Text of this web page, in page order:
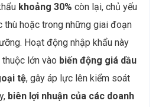
khoảng 30% còn lại, chủ yếu
thù hoặc trong những giai đoạn
Hoạt động nhập khẩu này
lớn vào biến động giá dầu
tệ, gây áp lực lên kiểm soát
biên lợi nhuận của các doanh